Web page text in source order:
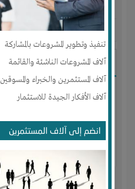
تنفيذ وتطوير المشروعات بالمشاركة
آلاف المشروعات الناشئة والقائمة
آلاف المستثمرين والخبراء والمسوقين
آلاف الأفكار الجيدة للاستثمار
انضم إلى آلاف المستثمرين
المكان :مصر-الإسكندرية ميامى
آخر ظهور: : منذ 3 اشهر
Ibrahim Mostafa
الجنس : ذكر